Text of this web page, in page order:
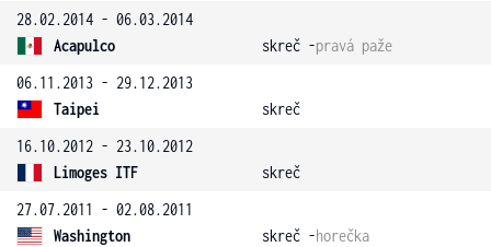
28.02.2014 - 06.03.2014
Acapulco
skreč -pravá paže
06.11.2013 - 29.12.2013
Taipei
skreč
16.10.2012 - 23.10.2012
Limoges ITF
skreč
27.07.2011 - 02.08.2011
Washington
skreč -horečka